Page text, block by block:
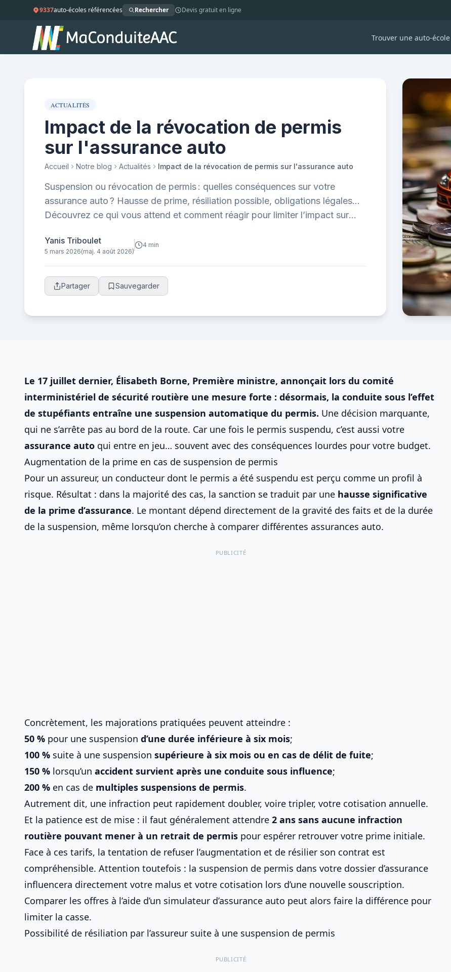
9337auto-écoles référencées Rechercher Devis gratuit en ligne
Trouver une auto-école
ACTUALITÉS
Impact de la révocation de permis
sur l'assurance auto
Accueil Notre blog Actualités Impact de la révocation de permis sur l'assurance auto
Suspension ou révocation de permis : quelles conséquences sur votre
assurance auto ? Hausse de prime, résiliation possible, obligations légales…
Découvrez ce qui vous attend et comment réagir pour limiter l’impact sur
Yanis Triboulet
5 mars 2026(maj. 4 août 2026)
4 min
Partager Sauvegarder
Le 17 juillet dernier, Élisabeth Borne, Première ministre, annonçait lors du comité
interministériel de sécurité routière une mesure forte : désormais, la conduite sous l’effet
de stupéfiants entraîne une suspension automatique du permis. Une décision marquante,
qui ne s’arrête pas au bord de la route. Car une fois le permis suspendu, c’est aussi votre
assurance auto qui entre en jeu… souvent avec des conséquences lourdes pour votre budget.
Augmentation de la prime en cas de suspension de permis
Pour un assureur, un conducteur dont le permis a été suspendu est perçu comme un profil à
risque. Résultat : dans la majorité des cas, la sanction se traduit par une hausse significative
de la prime d’assurance. Le montant dépend directement de la gravité des faits et de la durée
de la suspension, même lorsqu’on cherche à comparer différentes assurances auto.
PUBLICITÉ
Concrètement, les majorations pratiquées peuvent atteindre :
50 % pour une suspension d’une durée inférieure à six mois;
100 % suite à une suspension supérieure à six mois ou en cas de délit de fuite;
150 % lorsqu’un accident survient après une conduite sous influence;
200 % en cas de multiples suspensions de permis.
Autrement dit, une infraction peut rapidement doubler, voire tripler, votre cotisation annuelle.
Et la patience est de mise : il faut généralement attendre 2 ans sans aucune infraction
routière pouvant mener à un retrait de permis pour espérer retrouver votre prime initiale.
Face à ces tarifs, la tentation de refuser l’augmentation et de résilier son contrat est
compréhensible. Attention toutefois : la suspension de permis dans votre dossier d’assurance
influencera directement votre malus et votre cotisation lors d’une nouvelle souscription.
Comparer les offres à l’aide d’un simulateur d’assurance auto peut alors faire la différence pour
limiter la casse.
Possibilité de résiliation par l’assureur suite à une suspension de permis
PUBLICITÉ